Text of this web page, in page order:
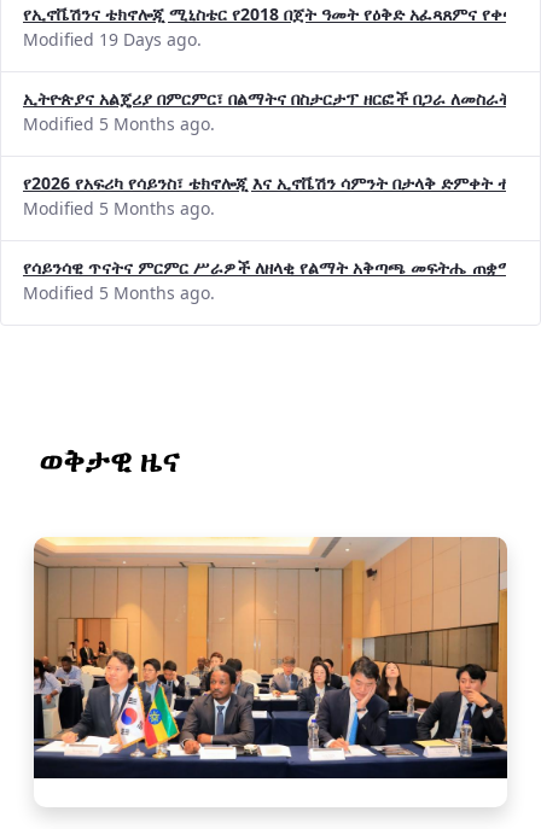
የኢኖቬሽንና ቴክኖሎጂ ሚኒስቴር የ2018 በጀት ዓመት የዕቅድ አፈጻጸምና
Modified 19 Days ago.
ኢትዮጵያና አልጄሪያ በምርምር፣ በልማትና በስታርታፕ ዘርፎች በጋራ ለመስራት
Modified 5 Months ago.
የ2026 የአፍሪካ የሳይንስ፣ ቴክኖሎጂ እና ኢኖቬሽን ሳምንት በታላቅ ድምቀት
Modified 5 Months ago.
የሳይንሳዊ ጥናትና ምርምር ሥራዎች ለዘላቂ የልማት አቅጣጫ መፍትሔ ጠቋሚ
Modified 5 Months ago.
ወቅታዊ ዜና